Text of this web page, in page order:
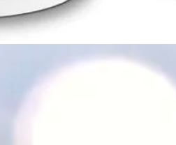
תצוגה מהירה